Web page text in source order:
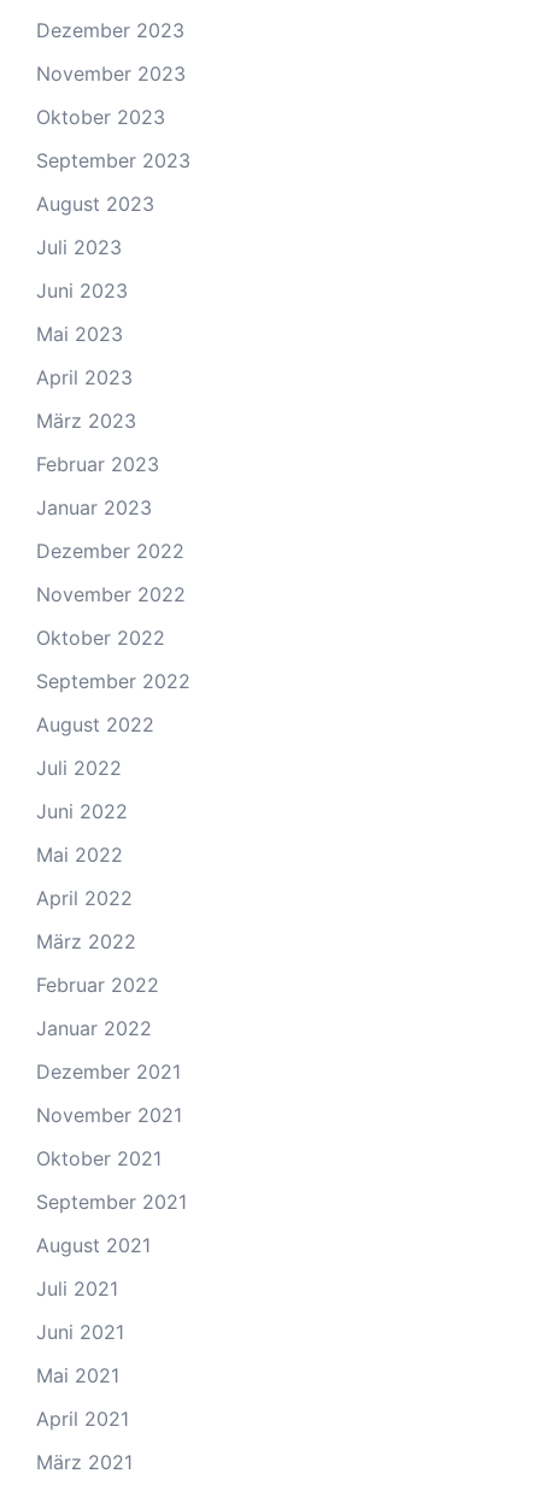
Dezember 2023
November 2023
Oktober 2023
September 2023
August 2023
Juli 2023
Juni 2023
Mai 2023
April 2023
März 2023
Februar 2023
Januar 2023
Dezember 2022
November 2022
Oktober 2022
September 2022
August 2022
Juli 2022
Juni 2022
Mai 2022
April 2022
März 2022
Februar 2022
Januar 2022
Dezember 2021
November 2021
Oktober 2021
September 2021
August 2021
Juli 2021
Juni 2021
Mai 2021
April 2021
März 2021